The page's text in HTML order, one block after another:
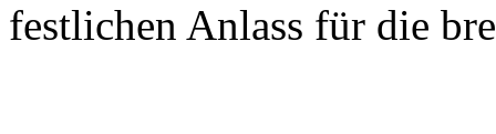
festlichen Anlass für die